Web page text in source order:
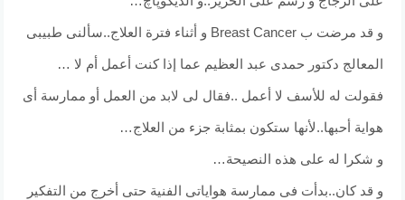
و قد مرضت ب Breast Cancer و أثناء فترة العلاج..سألنى طبيبى
المعالج دكتور حمدى عبد العظيم عما إذا كنت أعمل أم لا …
فقولت له للأسف لا أعمل ..فقال لى لابد من العمل أو ممارسة أى
هواية أحبها..لأنها ستكون بمثابة جزء من العلاج…
و شكرا له على هذه النصيحة…
و قد كان..بدأت فى ممارسة هواياتى الفنية حتى أخرج من التفكير